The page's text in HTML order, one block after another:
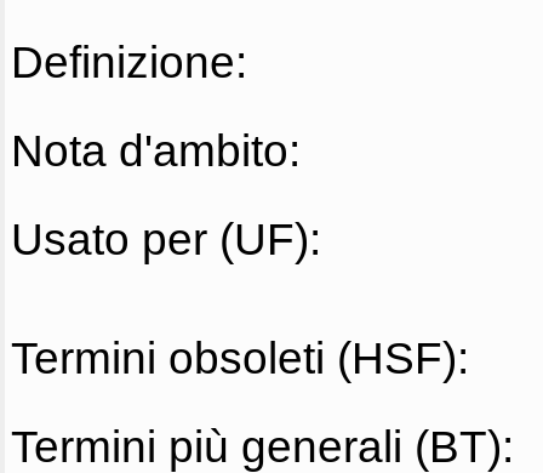
Definizione:
Nota d'ambito:
Usato per (UF):
Termini obsoleti (HSF):
Termini più generali (BT):